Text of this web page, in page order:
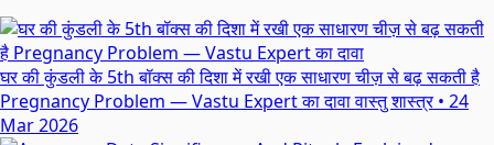
घर की कुंडली के 5th बॉक्स की दिशा में रखी एक साधारण चीज़ से बढ़ सकती है
Pregnancy Problem — Vastu Expert का दावावास्तु शास्त्र • 24
Mar 2026